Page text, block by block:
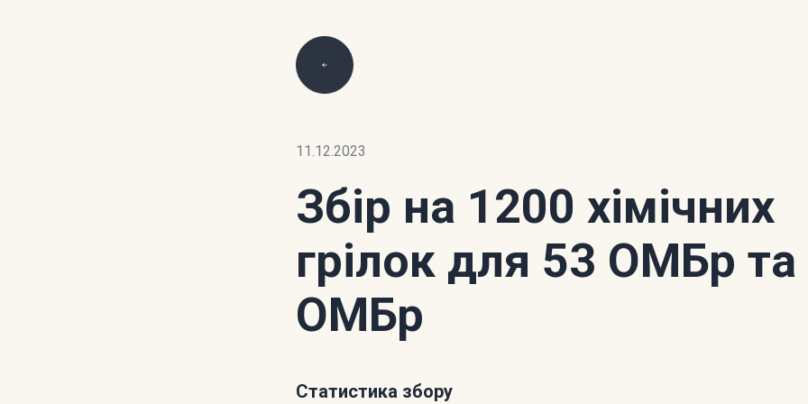
11.12.2023
Збір на 1200 хімічних
грілок для 53 ОМБр
ОМБр
Статистика збору